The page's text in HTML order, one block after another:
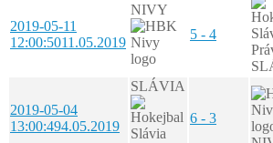
2019-05-11
12:00:5011.05.2019
NIVY
5 - 4
2019-05-04
13:00:494.05.2019
SLÁVIA
6 - 3